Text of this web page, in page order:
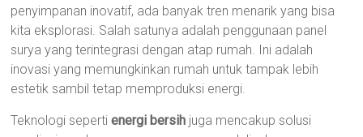
penyimpanan inovatif, ada banyak tren menarik yang bisa
kita eksplorasi. Salah satunya adalah penggunaan panel
surya yang terintegrasi dengan atap rumah. Ini adalah
inovasi yang memungkinkan rumah untuk tampak lebih
estetik sambil tetap memproduksi energi.
Teknologi sepertienergi bersih juga mencakup solusi